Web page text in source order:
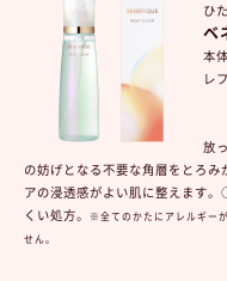
ひ
ベ
本
レ
放
の妨げとなる不要な角層をとろ
アの浸透感がよい肌に整えます
くい処方。
※全てのかたにアレルギー
せん。